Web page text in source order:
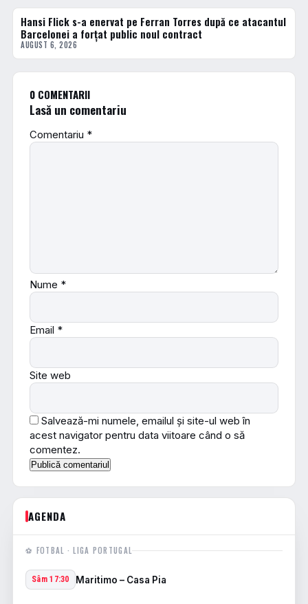
FOTBAL EXTERN
Hansi Flick s-a enervat pe Ferran Torres după ce atacantul
Barcelonei a forțat public noul contract
AUGUST 6, 2026
0 COMENTARII
Lasă un comentariu
Comentariu *
Nume *
Email *
Site web
Salvează-mi numele, emailul și site-ul web în
acest navigator pentru data viitoare când o să
comentez.
AGENDA
⚽ FOTBAL · LIGA PORTUGAL
Sâm 17:30 Maritimo – Casa Pia